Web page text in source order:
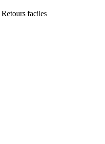
Retours faciles